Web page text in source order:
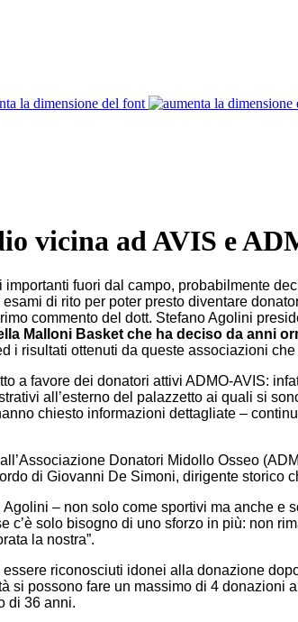
la dimensione del font
vicina ad AVIS e
fuori dal campo, probabilmente
di rito per poter presto diventare
commento del dott. Stefano Agolini
Malloni Basket che ha deciso da anni
i risultati ottenuti da queste associazioni
a favore dei donatori attivi ADMO-AVIS:
all’esterno del palazzetto ai quali si
chiesto informazioni dettagliate –
Donatori Midollo Osseo
di Giovanni De Simoni, dirigente storico
– non solo come sportivi ma anche
solo bisogno di uno sforzo in più: non
la nostra”.
riconosciuti idonei alla donazione
si possono fare un massimo di 4
di 36 anni.